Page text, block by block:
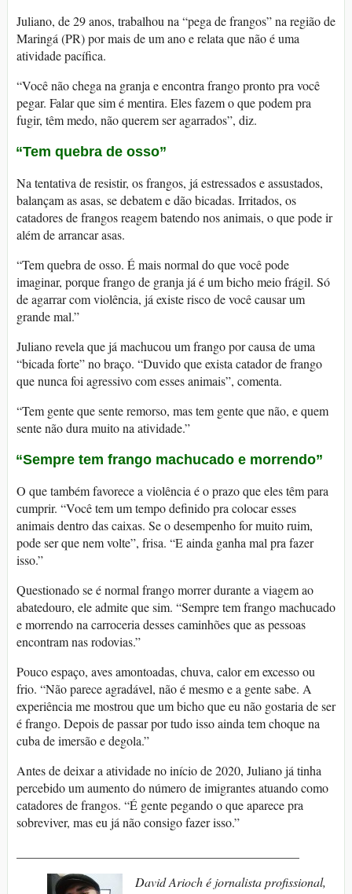
Juliano, de 29 anos, trabalhou na “pega de frangos” na região de
Maringá (PR) por mais de um ano e relata que não é uma
atividade pacífica.
“Você não chega na granja e encontra frango pronto pra você
pegar. Falar que sim é mentira. Eles fazem o que podem pra
fugir, têm medo, não querem ser agarrados”, diz.
“Tem quebra de osso”
Na tentativa de resistir, os frangos, já estressados e assustados,
balançam as asas, se debatem e dão bicadas. Irritados, os
catadores de frangos reagem batendo nos animais, o que pode ir
além de arrancar asas.
“Tem quebra de osso. É mais normal do que você pode
imaginar, porque frango de granja já é um bicho meio frágil. Só
de agarrar com violência, já existe risco de você causar um
grande mal.”
Juliano revela que já machucou um frango por causa de uma
“bicada forte” no braço. “Duvido que exista catador de frango
que nunca foi agressivo com esses animais”, comenta.
“Tem gente que sente remorso, mas tem gente que não, e quem
sente não dura muito na atividade.”
“Sempre tem frango machucado e morrendo”
O que também favorece a violência é o prazo que eles têm para
cumprir. “Você tem um tempo definido pra colocar esses
animais dentro das caixas. Se o desempenho for muito ruim,
pode ser que nem volte”, frisa. “E ainda ganha mal pra fazer
isso.”
Questionado se é normal frango morrer durante a viagem ao
abatedouro, ele admite que sim. “Sempre tem frango machucado
e morrendo na carroceria desses caminhões que as pessoas
encontram nas rodovias.”
Pouco espaço, aves amontoadas, chuva, calor em excesso ou
frio. “Não parece agradável, não é mesmo e a gente sabe. A
experiência me mostrou que um bicho que eu não gostaria de ser
é frango. Depois de passar por tudo isso ainda tem choque na
cuba de imersão e degola.”
Antes de deixar a atividade no início de 2020, Juliano já tinha
percebido um aumento do número de imigrantes atuando como
catadores de frangos. “É gente pegando o que aparece pra
sobreviver, mas eu já não consigo fazer isso.”
David Arioch é jornalista profissional,